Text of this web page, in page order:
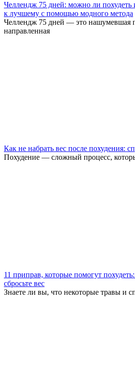
Челлендж 75 дней: можно ли
к лучшему с помощью модного метода
Челлендж 75 дней — это нашумевшая
направленная
Как не набрать вес после похудения:
Похудение — сложный процесс,
11 приправ, которые помогут
сбросьте вес
Знаете ли вы, что некоторые травы и